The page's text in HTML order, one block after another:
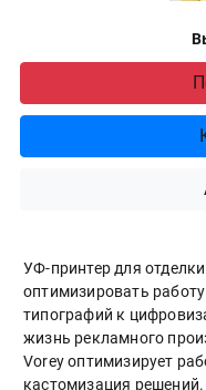
УФ-принтер для
оптимизировать
типографий к
жизнь рекламного
Vorey оптимизирует
кастомизация решений.